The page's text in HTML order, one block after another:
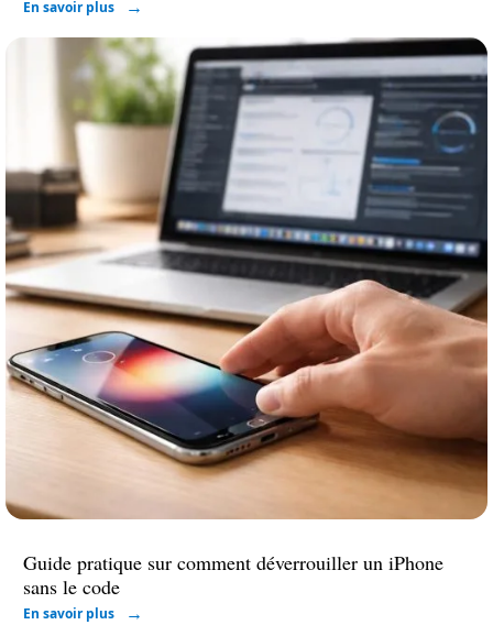
En savoir plus
Guide pratique sur comment déverrouiller un iPhone
sans le code
En savoir plus